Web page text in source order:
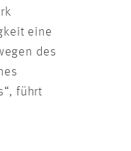
eine
des
führt